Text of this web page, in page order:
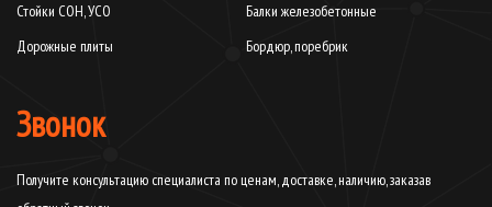
Стойки СОН, УСО
Балки железобетонные
Дорожные плиты
Бордюр, поребрик
Звонок
Получите консультацию специалиста по ценам, доставке, наличию, заказав